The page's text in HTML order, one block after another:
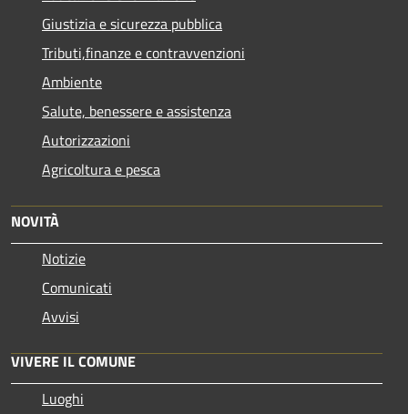
Giustizia e sicurezza pubblica
Tributi,finanze e contravvenzioni
Ambiente
Salute, benessere e assistenza
Autorizzazioni
Agricoltura e pesca
NOVITÀ
Notizie
Comunicati
Avvisi
VIVERE IL COMUNE
Luoghi